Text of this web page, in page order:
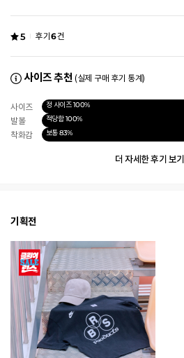
5 후기6건
사이즈 추천 (실제 구매 후기 통계)
사이즈 정 사이즈100%
발볼 적당함100%
착화감 보통83%
더 자세한 후기 보기
기획전